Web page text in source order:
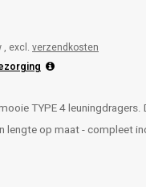
, excl. verzendkosten
TYPE 4
lengte op maat - compleet